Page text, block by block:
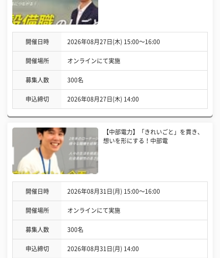
開催日時 2026年08月27日(木) 15:00〜16:00
開催場所 オンラインにて実施
募集人数 300名
申込締切 2026年08月27日(木) 14:00
【中部電力】「きれいごと」を貫き、
想いを形にする！中部電
開催日時 2026年08月31日(月) 15:00〜16:00
開催場所 オンラインにて実施
募集人数 300名
申込締切 2026年08月31日(月) 14:00